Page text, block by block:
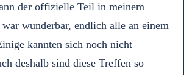
der offizielle Teil in meinem
war wunderbar, endlich alle an einem
kannten sich noch nicht
deshalb sind diese Treffen so